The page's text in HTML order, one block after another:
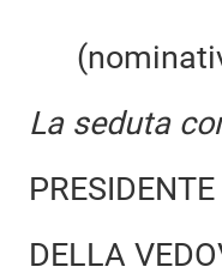
La seduta
DELLA